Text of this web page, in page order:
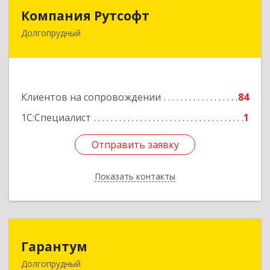
Компания Рутсофт
Долгопрудный
Клиентов на сопровождении
84
1С:Специалист
1
Отправить заявку
Показать контакты
Компания Рутсофт
141700, Московская обл, Долгопрудный г,
Отправить заявку
Назад
Гарантум
Долгопрудный141707, Московская обл, Долгопрудный г,